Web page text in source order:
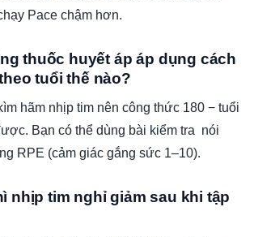
Pace chậm hơn.
thuốc huyết áp áp dụng cách
tuổi thế nào?
hãm nhịp tim nên công thức 180 − tuổi
Bạn có thể dùng bài kiểm tra nói
RPE (cảm giác gắng sức 1–10).
nhịp tim nghỉ giảm sau khi tập